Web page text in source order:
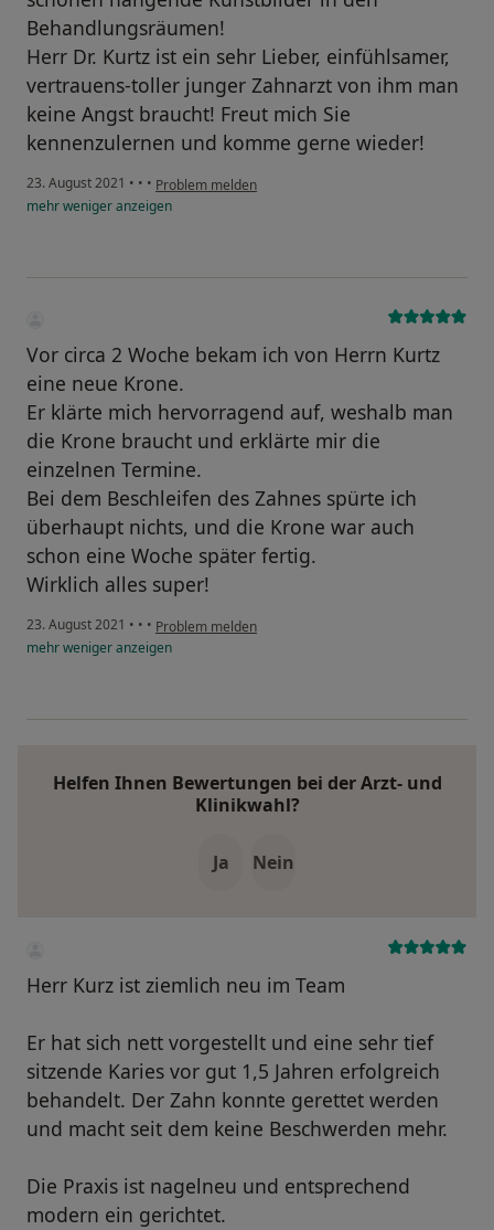
Behandlungsräumen!
Herr Dr. Kurtz ist ein sehr Lieber, einfühlsamer,
vertrauens-toller junger Zahnarzt von ihm man
keine Angst braucht! Freut mich Sie
kennenzulernen und komme gerne wieder!
23. August 2021 • • • Problem melden
mehrwenigeranzeigen
Vor circa 2 Woche bekam ich von Herrn Kurtz
eine neue Krone.
Er klärte mich hervorragend auf, weshalb man
die Krone braucht und erklärte mir die
einzelnen Termine.
Bei dem Beschleifen des Zahnes spürte ich
überhaupt nichts, und die Krone war auch
schon eine Woche später fertig.
Wirklich alles super!
23. August 2021 • • • Problem melden
mehrwenigeranzeigen
Helfen Ihnen Bewertungen bei der Arzt- und
Klinikwahl?
Ja Nein
Herr Kurz ist ziemlich neu im Team
Er hat sich nett vorgestellt und eine sehr tief
sitzende Karies vor gut 1,5 Jahren erfolgreich
behandelt. Der Zahn konnte gerettet werden
und macht seit dem keine Beschwerden mehr.
Die Praxis ist nagelneu und entsprechend
modern ein gerichtet.